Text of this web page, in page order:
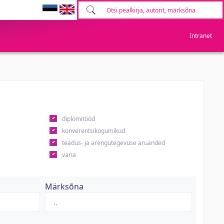
Intranet
diplomitööd
konverentsikogumikud
teadus- ja arengutegevuse aruanded
varia
Märksõna